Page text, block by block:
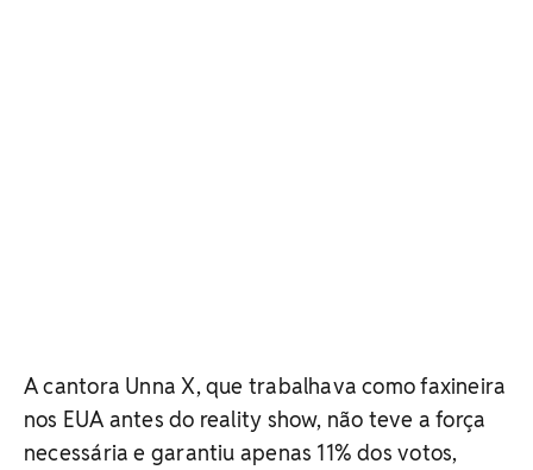
A cantora Unna X, que trabalhava como faxineira
nos EUA antes do reality show, não teve a força
necessária e garantiu apenas 11% dos votos,